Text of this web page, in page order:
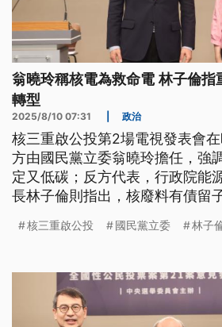
翁曉玲稱核電為救命電 林子倫指
轉型
2025/8/10 07:31 政治
核三重啟公投第2場電視發表會
方由國民黨立委翁曉玲擔任，強
定又低碳；反方代表，行政院能
長林子倫則指出，核廢料有債留
核三重啟公投 國民黨立委 林子